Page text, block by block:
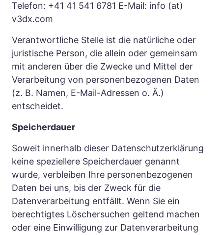
Telefon: +41 41 541 6781 E-Mail: info (at)
v3dx.com
Verantwortliche Stelle ist die natürliche oder
juristische Person, die allein oder gemeinsam
mit anderen über die Zwecke und Mittel der
Verarbeitung von personenbezogenen Daten
(z. B. Namen, E-Mail-Adressen o. Ä.)
entscheidet.
Speicherdauer
Soweit innerhalb dieser Datenschutzerklärung
keine speziellere Speicherdauer genannt
wurde, verbleiben Ihre personenbezogenen
Daten bei uns, bis der Zweck für die
Datenverarbeitung entfällt. Wenn Sie ein
berechtigtes Löschersuchen geltend machen
oder eine Einwilligung zur Datenverarbeitung